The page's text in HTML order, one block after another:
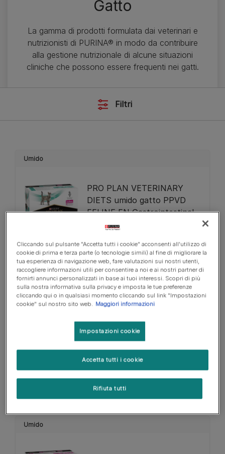
Gatto
La gamma di prodotti formulata dai veterinari e
nutrizionisti di PURINA® in modo da contribuire
alla gestione nutrizionale di alcune situazioni
cliniche che possono essere frequenti nei gatti.
Filtri
Umido
PRO PLAN VETERINARY
DIETS umido gatto PPVD
FELINE EN Gastrointestinal
St/Ox con pollo
Scopri di più
Umido
PRO PLAN VETERINARY
DIETS umido gatto PPVD
St/Ox con salmone
Scopri di più
Umido
Cliccando sul pulsante "Accetta tutti i cookie" acconsenti all'utilizzo di
cookie di prima e terza parte (o tecnologie simili) al fine di migliorare la
tua esperienza di navigazione web, fare valutazioni sui nostri utenti,
raccogliere informazioni utili per consentire a noi e ai nostri partner di
fornirti annunci personalizzati in base ai tuoi interessi. Scopri di più
sulla nostra informativa sulla privacy e imposta le tue preferenze
cliccando qui o in qualsiasi momento cliccando sul link "Impostazioni
cookie" sul nostro sito web. Maggiori informazioni
Impostazioni cookie
Rifiuta tutti
Accetta tutti i cookie